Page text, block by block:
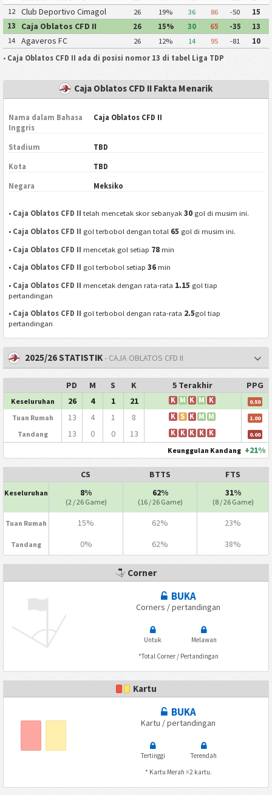
12
Club Deportivo Cimagol 26 19% 36 86 -50
15
13
Caja Oblatos CFD II 26 15% 30 65 -35
13
14
Agaveros FC 26 12% 14 95 -81
10
• Caja Oblatos CFD II ada di posisi nomor 13 di tabel Liga TDP
Caja Oblatos CFD II Fakta Menarik
Nama dalam Bahasa
Inggris
Caja Oblatos CFD II
Stadium TBD
Kota TBD
Negara Meksiko
• Caja Oblatos CFD II telah mencetak skor sebanyak30 gol di musim ini.
• Caja Oblatos CFD II gol terbobol dengan total 65 gol di musim ini.
• Caja Oblatos CFD II mencetak gol setiap 78 min
• Caja Oblatos CFD II gol terbobol setiap36 min
• Caja Oblatos CFD II mencetak dengan rata-rata 1.15 gol tiap
pertandingan
• Caja Oblatos CFD II gol terbobol dengan rata-rata 2.5gol tiap
pertandingan
2025/26 STATISTIK- CAJA OBLATOS CFD II
PD M S K 5 Terakhir PPG
Keseluruhan 26 4 1 21 K M K M K 0.50
Tuan Rumah 13 4 1 8 K S K M M 1.00
Tandang 13 0 0 13 K K K K K 0.00
Keunggulan Kandang +21%
CS BTTS FTS
Keseluruhan 8%
(2 / 26 Game)
62%
(16 / 26 Game)
31%
(8 / 26 Game)
Tuan Rumah 15% 62% 23%
Tandang 0% 62% 38%
Corner
BUKA
Corners / pertandingan
Untuk
Melawan
*Total Corner / Pertandingan
Kartu
BUKA
Kartu / pertandingan
Tertinggi
Terendah
* Kartu Merah =2 kartu.